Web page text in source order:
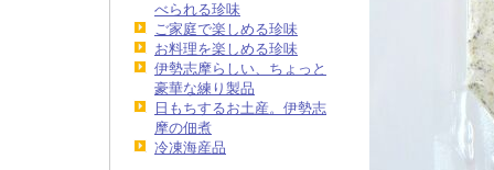
べられる珍味
ご家庭で楽しめる珍味
お料理を楽しめる珍味
伊勢志摩らしい、ちょっと
豪華な練り製品
日もちするお土産。伊勢志
摩の佃煮
冷凍海産品